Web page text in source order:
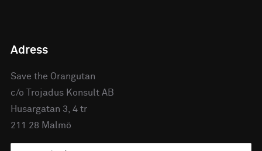
Adress
Save the Orangutan
c/o Trojadus Konsult AB
Husargatan 3, 4 tr
211 28 Malmö